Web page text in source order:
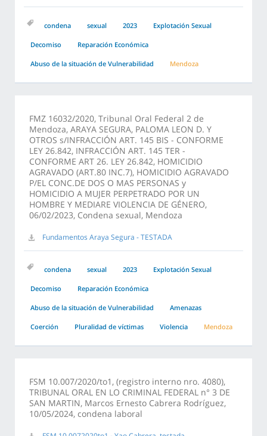
condena sexual 2023 Explotación Sexual
Decomiso Reparación Económica
Abuso de la situación de Vulnerabilidad Mendoza
FMZ 16032/2020, Tribunal Oral Federal 2 de
Mendoza, ARAYA SEGURA, PALOMA LEON D. Y
OTROS s/INFRACCIÓN ART. 145 BIS - CONFORME
LEY 26.842, INFRACCIÓN ART. 145 TER -
CONFORME ART 26. LEY 26.842, HOMICIDIO
AGRAVADO (ART.80 INC.7), HOMICIDIO AGRAVADO
P/EL CONC.DE DOS O MAS PERSONAS y
HOMICIDIO A MUJER PERPETRADO POR UN
HOMBRE Y MEDIARE VIOLENCIA DE GÉNERO,
06/02/2023, Condena sexual, Mendoza
Fundamentos Araya Segura - TESTADA
condena sexual 2023 Explotación Sexual
Decomiso Reparación Económica
Abuso de la situación de Vulnerabilidad Amenazas
Coerción Pluralidad de víctimas Violencia Mendoza
FSM 10.007/2020/to1, (registro interno nro. 4080),
TRIBUNAL ORAL EN LO CRIMINAL FEDERAL n° 3 DE
SAN MARTIN, Marcos Ernesto Cabrera Rodríguez,
10/05/2024, condena laboral